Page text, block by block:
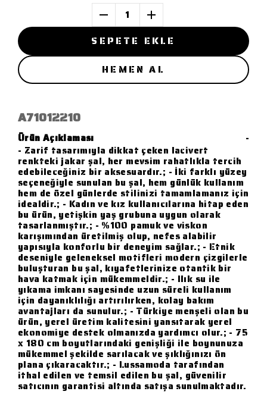
1
SEPETE EKLE
HEMEN AL
A71012210
Ürün Açıklaması
-
- Zarif tasarımıyla dikkat çeken lacivert
renkteki jakar şal, her mevsim rahatlıkla tercih
edebileceğiniz bir aksesuardır.; - İki farklı yüzey
seçeneğiyle sunulan bu şal, hem günlük kullanım
hem de özel günlerde stilinizi tamamlamanız için
idealdir.; - Kadın ve kız kullanıcılarına hitap eden
bu ürün, yetişkin yaş grubuna uygun olarak
tasarlanmıştır.; - %100 pamuk ve viskon
karışımından üretilmiş olup, nefes alabilir
yapısıyla konforlu bir deneyim sağlar.; - Etnik
deseniyle geleneksel motifleri modern çizgilerle
buluşturan bu şal, kıyafetlerinize otantik bir
hava katmak için mükemmeldir.; - Ilık su ile
yıkama imkanı sayesinde uzun süreli kullanım
için dayanıklılığı artırılırken, kolay bakım
avantajları da sunulur.; - Türkiye menşeli olan bu
ürün, yerel üretim kalitesini yansıtarak yerel
ekonomiye destek olmanızda yardımcı olur.; - 75
x 180 cm boyutlarındaki genişliği ile boynunuza
mükemmel şekilde sarılacak ve şıklığınızı ön
plana çıkaracaktır.; - Lussamoda tarafından
ithal edilen ve temsil edilen bu şal, güvenilir
satıcının garantisi altında satışa sunulmaktadır.